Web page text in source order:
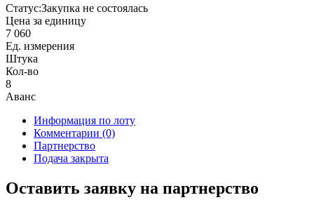
Статус:Закупка не состоялась
Цена за единицу
7 060
Ед. измерения
Штука
Кол-во
8
Аванс
Информация по лоту
Комментарии (0)
Партнерство
Подача закрыта
Оставить заявку на партнерство